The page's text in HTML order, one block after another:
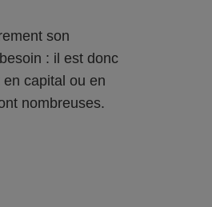
son
: il est donc
capital ou en
nombreuses.